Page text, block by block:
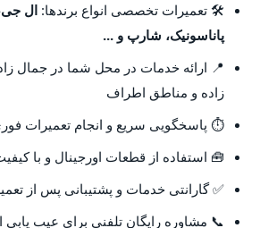
🛠️ تعمیرات تخصصی انواع برندها: ال
پاناسونیک، شارپ و ...
📍 ارائه خدمات در محل شما در جمال
زاده و مناطق اطراف
⏱️ پاسخگویی سریع و انجام تعمیرات
🧰 استفاده از قطعات اورجینال و با
✅ گارانتی خدمات و پشتیبانی پس از
📞 مشاوره رایگان تلفنی برای عیب یابی